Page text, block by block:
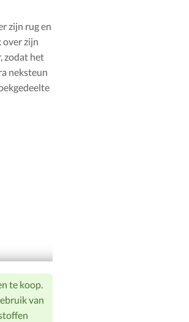
zijn rug en
over zijn
zodat het
neksteun
te koop.
van